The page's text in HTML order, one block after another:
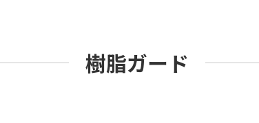
樹脂ガード